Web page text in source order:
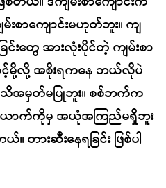
စာကျောင်းမဟုတ်ဘူး။ ကျ
င်းတွေ အားလုံးပိုင်တဲ့ ကျမ်းစာ
င့်မို့လို့ အစိုးရကနေ ဘယ်လိုပဲ
အမှတ်မပြုဘူး။ စစ်ဘက်က
ောက်ကိုမှ အယုံအကြည်မရှိဘူး
တားဆီးနေရခြင်း ဖြစ်ပါ